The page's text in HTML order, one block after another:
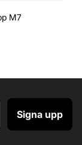
M7
Signa upp